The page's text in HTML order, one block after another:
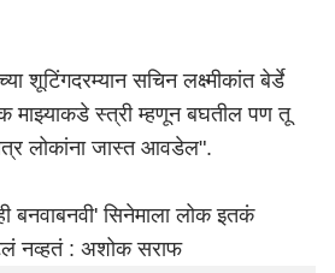
शूटिंगदरम्यान सचिन लक्ष्मीकांत बेर्डे
माझ्याकडे स्त्री म्हणून बघतील पण तू
लोकांना जास्त आवडेल".
सिनेमाला लोक इतकं
नव्हतं : अशोक सराफ